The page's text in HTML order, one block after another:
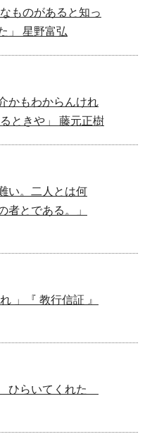
ものがあると知っ
」 星野富弘
かもわからんけれ
ときや」 藤元正樹
い。二人とは何
者とである。」
」『 教行信証 』
ひらいてくれた